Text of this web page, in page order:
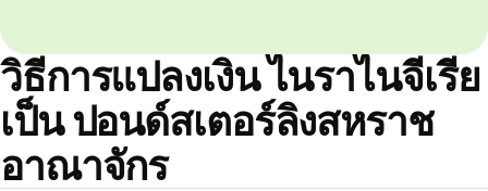
วิธีการแปลงเงิน ไนราไนจีเรีย
เป็น ปอนด์สเตอร์ลิงสหราช
อาณาจักร